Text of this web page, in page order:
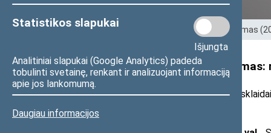
Statistikos slapukai
Išjungta
Analitiniai slapukai (Google Analytics) padeda
tobulinti svetainę, renkant ir analizuojant informaciją
apie jos lankomumą.
Daugiau informacijos
Pradžia>Ankstesnės kadencijos > XII Seimas
Seimo nario A. Gelūno
2017 m. rugsėjo 19 d. pranešimas žiniasklaidai